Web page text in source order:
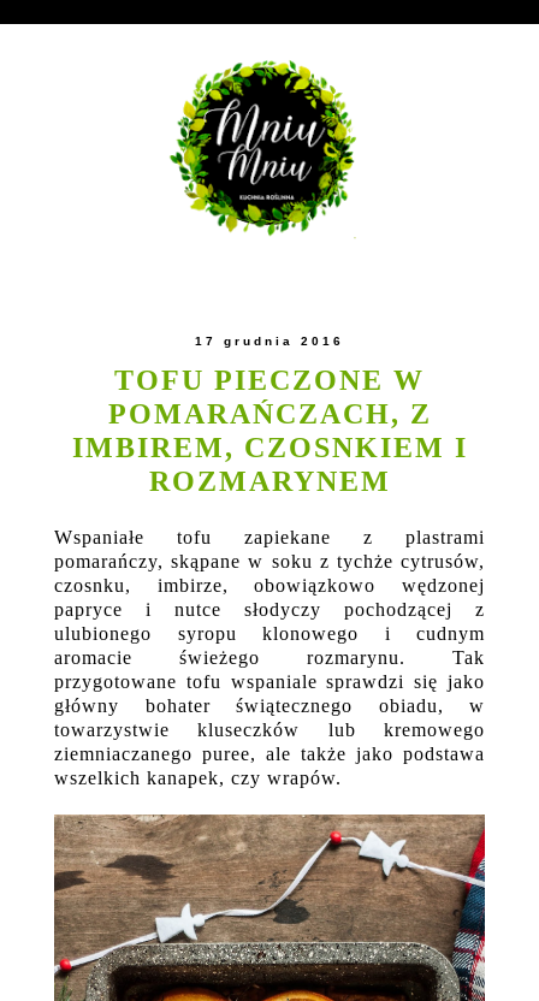
17 grudnia 2016
TOFU PIECZONE W
POMARAŃCZACH, Z
IMBIREM, CZOSNKIEM I
ROZMARYNEM
Wspaniałe tofu zapiekane z plastrami
pomarańczy, skąpane w soku z tychże cytrusów,
czosnku, imbirze, obowiązkowo wędzonej
papryce i nutce słodyczy pochodzącej z
ulubionego syropu klonowego i cudnym
aromacie świeżego rozmarynu. Tak
przygotowane tofu wspaniale sprawdzi się jako
główny bohater świątecznego obiadu, w
towarzystwie kluseczków lub kremowego
ziemniaczanego puree, ale także jako podstawa
wszelkich kanapek, czy wrapów.